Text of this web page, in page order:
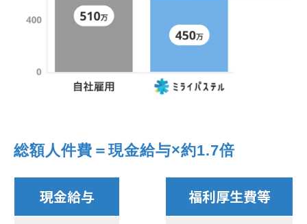
総額人件費＝現金給与×約1.7倍
現金給与 福利厚生費等